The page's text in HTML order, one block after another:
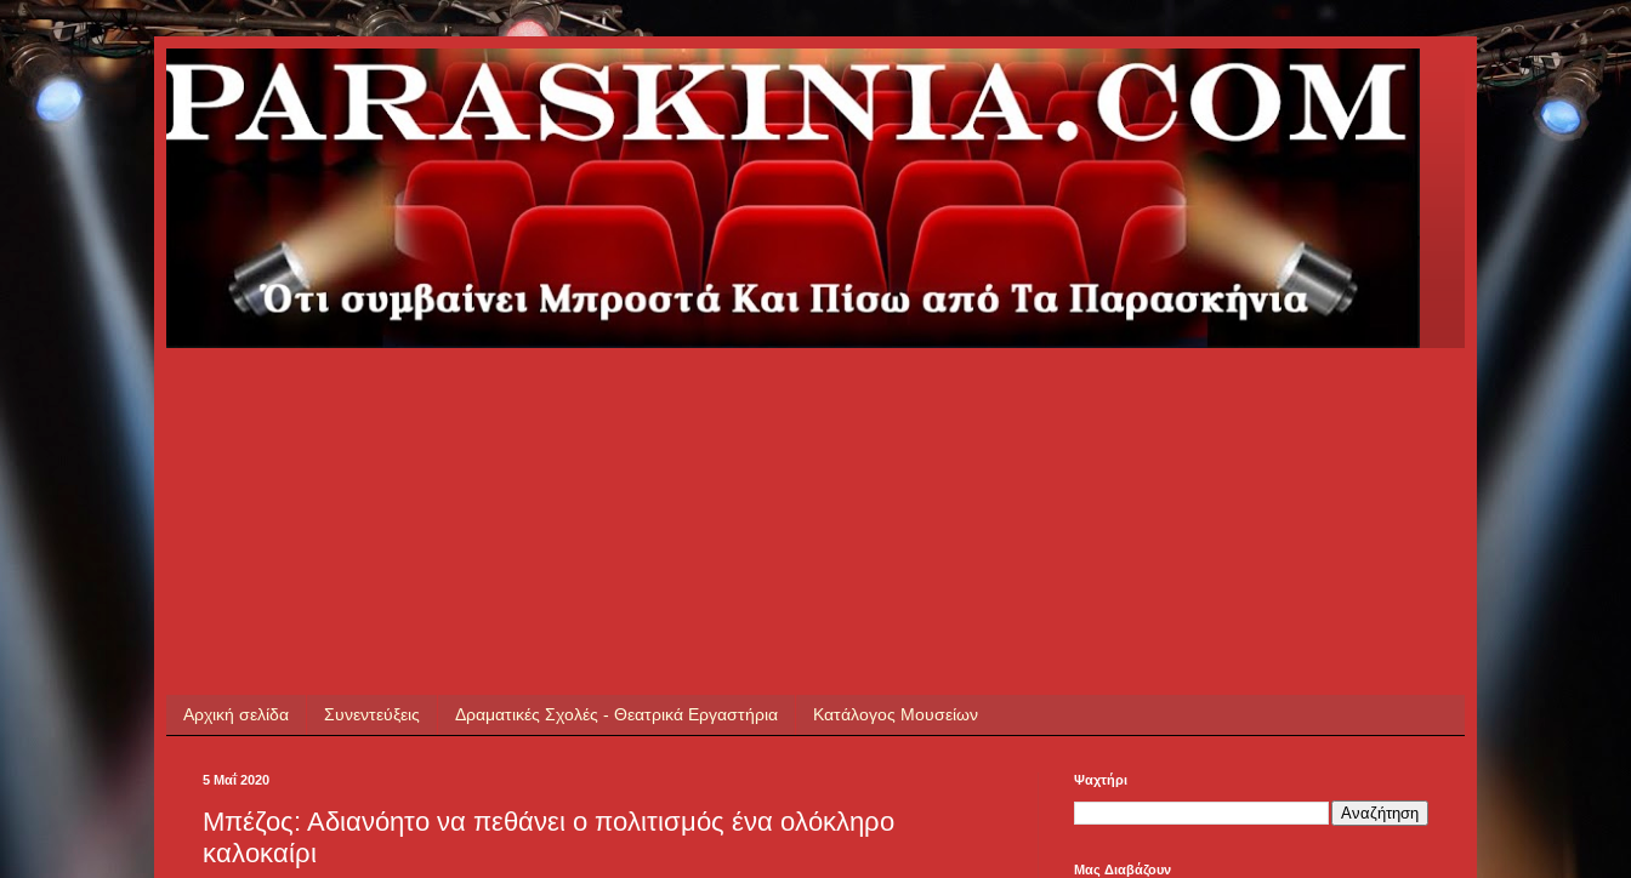
Αρχική σελίδα Συνεντεύξεις Δραματικές Σχολές - Θεατρικά Εργαστήρια Κατάλογος Μουσείων
5 Μαΐ 2020
Μπέζος: Αδιανόητο να πεθάνει ο πολιτισμός ένα ολόκληρο
καλοκαίρι
Ψαχτήρι
Μας Διαβάζουν